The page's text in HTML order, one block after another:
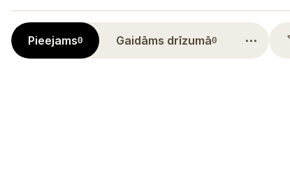
Pieejams0 Gaidāms drīzumā0 ⋯